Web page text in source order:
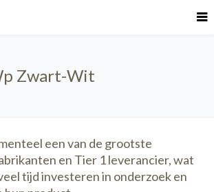
Zwart-Wit
een van de grootste
en Tier 1 leverancier, wat
tijd investeren in onderzoek en